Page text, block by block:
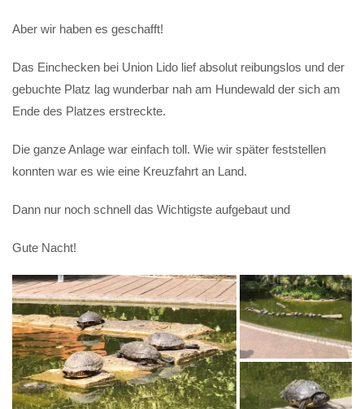
Aber wir haben es geschafft!
Das Einchecken bei Union Lido lief absolut reibungslos und der
gebuchte Platz lag wunderbar nah am Hundewald der sich am
Ende des Platzes erstreckte.
Die ganze Anlage war einfach toll. Wie wir später feststellen
konnten war es wie eine Kreuzfahrt an Land.
Dann nur noch schnell das Wichtigste aufgebaut und
Gute Nacht!